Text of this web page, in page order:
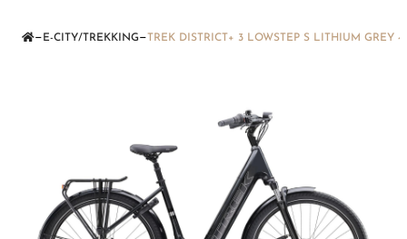
— E-CITY/TREKKING—TREK DISTRICT+ 3 LOWSTEP S LITHIUM GREY